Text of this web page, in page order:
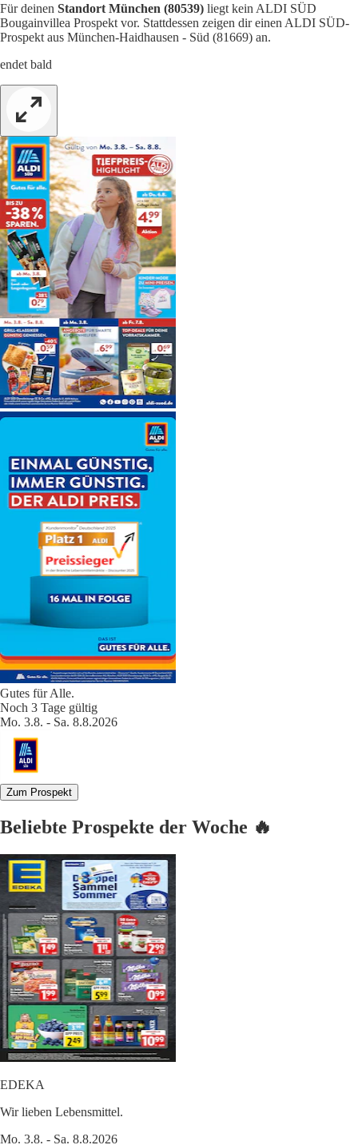
Für deinen Standort München (80539) liegt kein ALDI SÜD
Bougainvillea Prospekt vor. Stattdessen zeigen dir einen ALDI SÜD-
Prospekt aus München-Haidhausen - Süd (81669) an.
endet bald
Gutes für Alle.
Noch 3 Tage gültig
Mo. 3.8. - Sa. 8.8.2026
Zum Prospekt
Beliebte Prospekte der Woche 🔥
EDEKA
Wir lieben Lebensmittel.
Mo. 3.8. - Sa. 8.8.2026